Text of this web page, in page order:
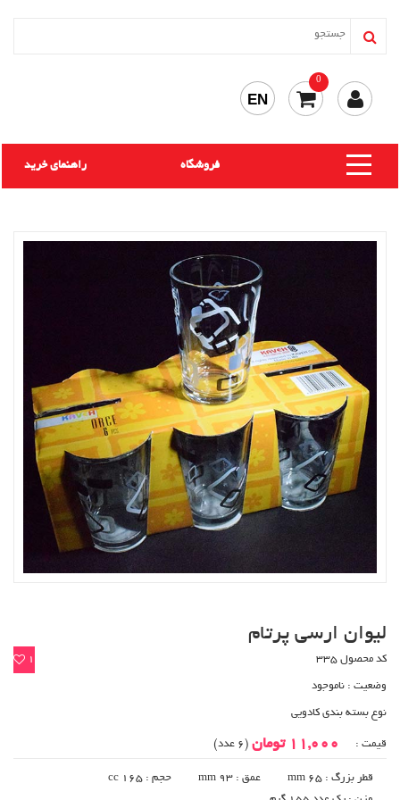
0
EN
راهنمای خرید فروشگاه
لیوان ارسی پرتام
1 کد محصول 335
وضعیت : ناموجود
نوع بسته بندی کادویی
قیمت : 11,000 تومان (6 عدد)
قطر بزرگ : 65 mm عمق : 93 mm
حجم : 165 cc